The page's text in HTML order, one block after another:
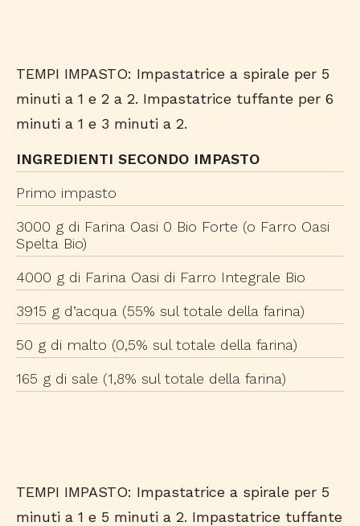
TEMPI IMPASTO: Impastatrice a spirale per 5
minuti a 1 e 2 a 2. Impastatrice tuffante per 6
minuti a 1 e 3 minuti a 2.
INGREDIENTI SECONDO IMPASTO
Primo impasto
3000 g di Farina Oasi 0 Bio Forte (o Farro Oasi
Spelta Bio)
4000 g di Farina Oasi di Farro Integrale Bio
3915 g d’acqua (55% sul totale della farina)
50 g di malto (0,5% sul totale della farina)
165 g di sale (1,8% sul totale della farina)
TEMPI IMPASTO: Impastatrice a spirale per 5
minuti a 1 e 5 minuti a 2. Impastatrice tuffante